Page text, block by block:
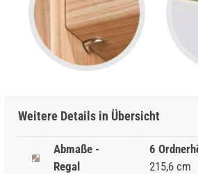
Weitere Details in Übersicht
Abmaße -
Regal
6
215,6 cm